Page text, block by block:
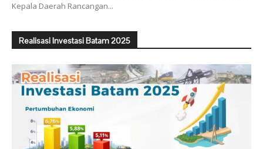
Kepala Daerah Rancangan...
Realisasi Investasi Batam 2025